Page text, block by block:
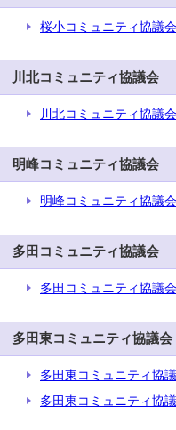
桜小コミュニティ協議
川北コミュニティ協議会
川北コミュニティ協議
明峰コミュニティ協議会
明峰コミュニティ協議
多田コミュニティ協議会
多田コミュニティ協議
多田東コミュニティ協議会
多田東コミュニティ協
多田東コミュニティ協